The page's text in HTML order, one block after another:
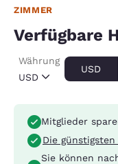
ZIMMER
Verfügbare
USD
Währung
USD
Mitglieder
Die
Sie können